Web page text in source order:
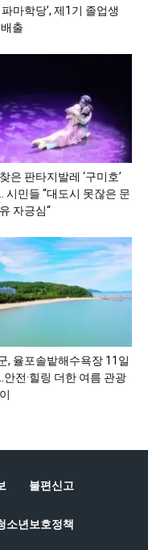
파마학당’, 제1기 졸업생
출
은 판타지발레 ‘구미호’
시민들 “대도시 못잖은 문
자긍심“
, 율포솔밭해수욕장 11일
안전·힐링 더한 여름 관광
불편신고
소년보호정책